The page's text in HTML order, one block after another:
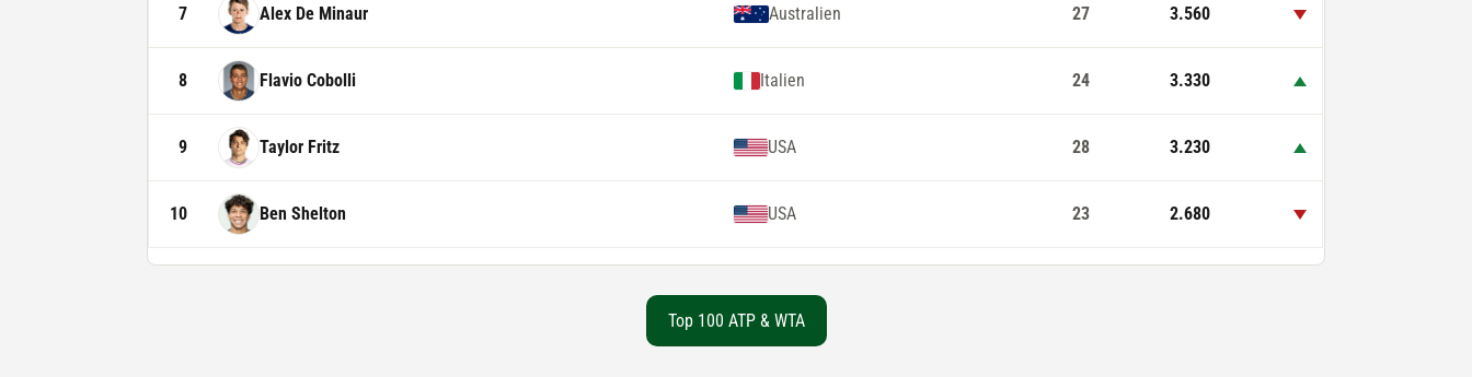
7 Alex De Minaur Australien 27 3.560 ned
8 Flavio Cobolli Italien 24 3.330
9 Taylor Fritz USA 28 3.230
10 Ben Shelton USA 23 2.680 ned
Top 100 ATP & WTA